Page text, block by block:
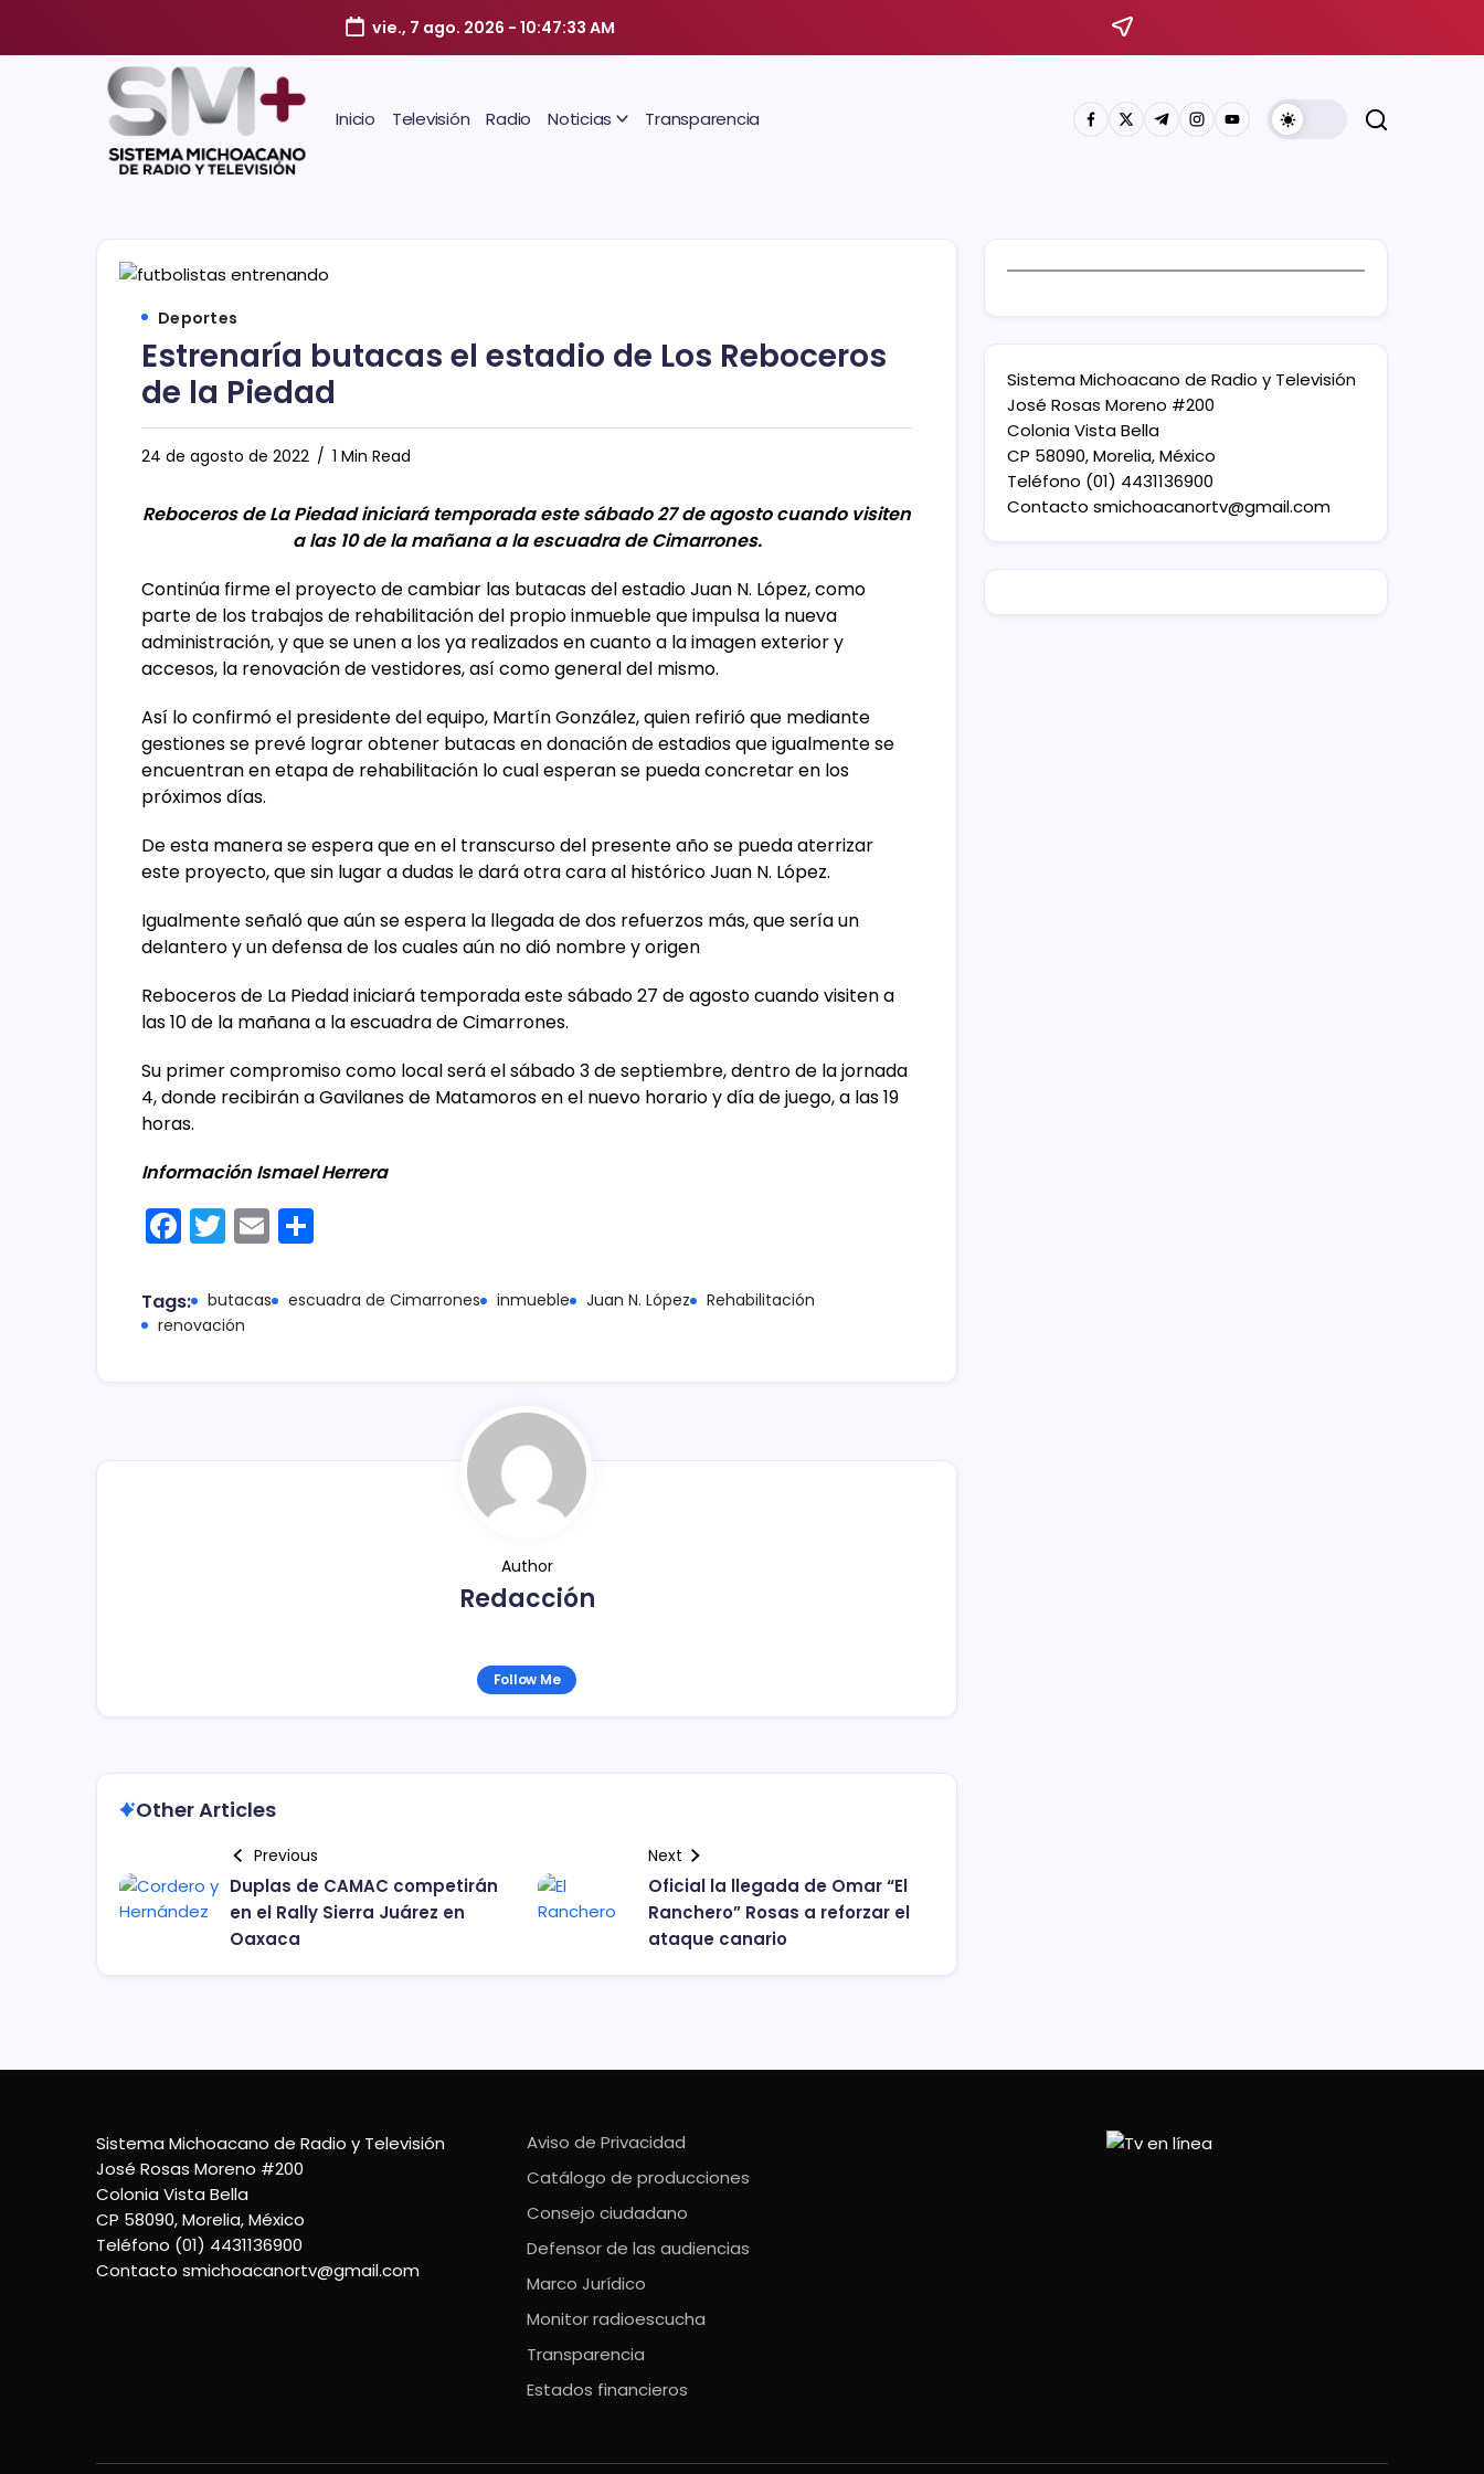
vie., 7 ago. 2026 - 10:47:34 AM
Inicio Televisión Radio Noticias Transparencia
Deportes
Estrenaría butacas el estadio de Los Reboceros
de la Piedad
24 de agosto de 2022 1 Min Read
Reboceros de La Piedad iniciará temporada este sábado 27 de agosto cuando visiten
a las 10 de la mañana a la escuadra de Cimarrones.
Continúa firme el proyecto de cambiar las butacas del estadio Juan N. López, como
parte de los trabajos de rehabilitación del propio inmueble que impulsa la nueva
administración, y que se unen a los ya realizados en cuanto a la imagen exterior y
accesos, la renovación de vestidores, así como general del mismo.
Así lo confirmó el presidente del equipo, Martín González, quien refirió que mediante
gestiones se prevé lograr obtener butacas en donación de estadios que igualmente se
encuentran en etapa de rehabilitación lo cual esperan se pueda concretar en los
próximos días.
De esta manera se espera que en el transcurso del presente año se pueda aterrizar
este proyecto, que sin lugar a dudas le dará otra cara al histórico Juan N. López.
Igualmente señaló que aún se espera la llegada de dos refuerzos más, que sería un
delantero y un defensa de los cuales aún no dió nombre y origen
Reboceros de La Piedad iniciará temporada este sábado 27 de agosto cuando visiten a
las 10 de la mañana a la escuadra de Cimarrones.
Su primer compromiso como local será el sábado 3 de septiembre, dentro de la jornada
4, donde recibirán a Gavilanes de Matamoros en el nuevo horario y día de juego, a las 19
horas.
Información Ismael Herrera
F
a
c
e
T
w
itt
er
E
m
ai m
Tags: butacas escuadra de Cimarrones inmueble Juan N. López
Rehabilitación
renovación
Author
Redacción
Follow Me
Other Articles
Previous
Duplas de CAMAC competirán
en el Rally Sierra Juárez en
Oaxaca
Next
Oficial la llegada de Omar “El
Ranchero” Rosas a reforzar el
ataque canario
Sistema Michoacano de Radio y Televisión
José Rosas Moreno #200
Colonia Vista Bella
CP 58090, Morelia, México
Teléfono (01) 4431136900
Contacto smichoacanortv@gmail.com
Sistema Michoacano de Radio y Televisión
José Rosas Moreno #200
Colonia Vista Bella
CP 58090, Morelia, México
Teléfono (01) 4431136900
Contacto smichoacanortv@gmail.com
Aviso de Privacidad
Catálogo de producciones
Consejo ciudadano
Defensor de las audiencias
Marco Jurídico
Monitor radioescucha
Transparencia
Estados financieros